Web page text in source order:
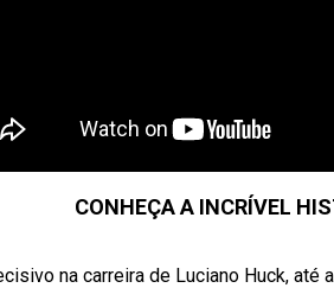
CONHEÇA A INCRÍVEL
na carreira de Luciano Huck,